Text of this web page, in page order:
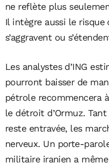
ne reflète plus
Il intègre aussi le
s’aggravent ou
Les analystes d’ING
pourront baisser de
pétrole recommencera
le détroit d’Ormuz.
reste entravée, les
nerveux. Un porte-
militaire iranien a